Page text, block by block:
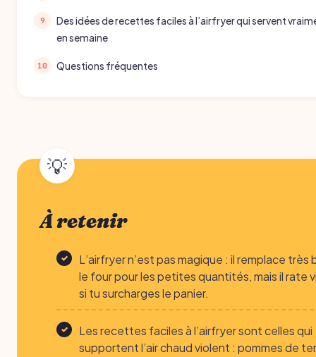
Des idées de recettes faciles à l’airfryer qui servent
en semaine
Questions fréquentes
À retenir
L’airfryer n’est pas magique : il remplace très
le four pour les petites quantités, mais il rate
si tu surcharges le panier.
Les recettes faciles à l’airfryer sont celles qui
supportent l’air chaud violent : pommes de